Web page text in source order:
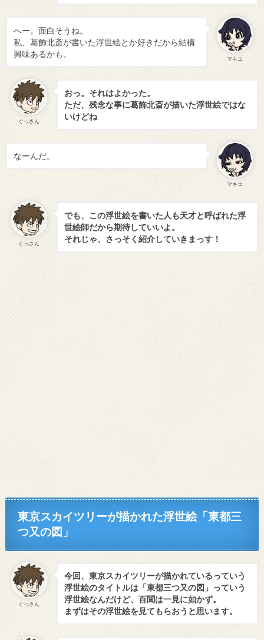
マキエ
へー。面白そうね。
私、葛飾北斎が書いた浮世絵とか好きだから結構
興味あるかも。
ぐっさん
おっ。それはよかった。
ただ、残念な事に葛飾北斎が描いた浮世絵ではな
いけどね
マキエ
なーんだ。
ぐっさん
でも、この浮世絵を書いた人も天才と呼ばれた浮
世絵師だから期待していいよ。
それじゃ、さっそく紹介していきまっす！
東京スカイツリーが描かれた浮世絵「東都三
つ又の図」
ぐっさん
今回、東京スカイツリーが描かれているっていう
浮世絵のタイトルは「東都三つ又の図」っていう
浮世絵なんだけど、百聞は一見に如かず。
まずはその浮世絵を見てもらおうと思います。